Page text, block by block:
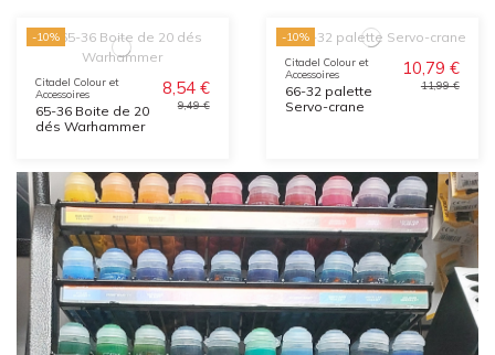
-10%
Citadel Colour et
Accessoires
65-36 Boite de 20
dés Warhammer
8,54 €
9,49 €
-10%
Citadel Colour et
Accessoires
66-32 palette
Servo-crane
10,79 €
11,99 €